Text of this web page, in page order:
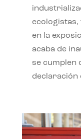
ecologistas,
en la
acaba de
se cumplen
declaración